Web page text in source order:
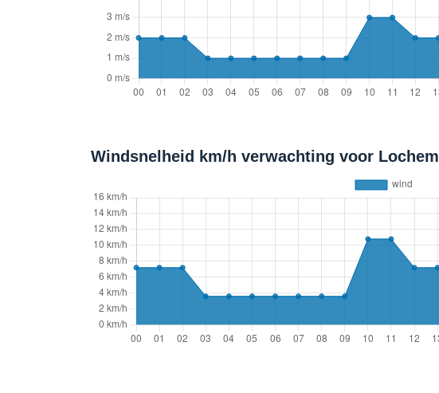
Windsnelheid km/h verwachting voor Lochem